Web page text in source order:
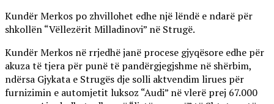
Kundër Merkos po zhvillohet edhe një lëndë e ndarë për
shkollën “Vëllezërit Milladinovi” në Strugë.
Kundër Merkos në rrjedhë janë procese gjyqësore edhe për
akuza të tjera për punë të pandërgjegjshme në shërbim,
ndërsa Gjykata e Strugës dje solli aktvendim lirues për
furnizimin e automjetit luksoz “Audi” në vlerë prej 67.000